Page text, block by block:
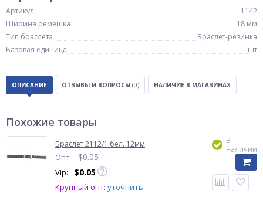
Артикул
1142
Ширина ремешка
18 мм
Тип браслета
Браслет-резинка
Базовая единица
шт
ОПИСАНИЕ ОТЗЫВЫ И ВОПРОСЫ (0) НАЛИЧИЕ В МАГАЗИНАХ
Похожие товары
Браслет 2112/1 бел. 12мм
Опт $0.05
Vip: $0.05
Крупный опт: уточнить
В
наличии